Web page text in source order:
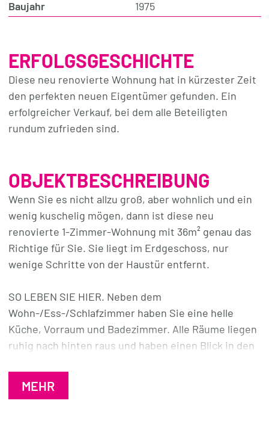
Baujahr 1975
ERFOLGSGESCHICHTE
Diese neu renovierte Wohnung hat in kürzester Zeit
den perfekten neuen Eigentümer gefunden. Ein
erfolgreicher Verkauf, bei dem alle Beteiligten
rundum zufrieden sind.
OBJEKTBESCHREIBUNG
Wenn Sie es nicht allzu groß, aber wohnlich und ein
wenig kuschelig mögen, dann ist diese neu
renovierte 1-Zimmer-Wohnung mit 36m² genau das
Richtige für Sie. Sie liegt im Erdgeschoss, nur
wenige Schritte von der Haustür entfernt.
SO LEBEN SIE HIER. Neben dem
Wohn-/Ess-/Schlafzimmer haben Sie eine helle
Küche, Vorraum und Badezimmer. Alle Räume liegen
ruhig nach hinten raus und haben einen Blick in den
Ideen.
MEHR